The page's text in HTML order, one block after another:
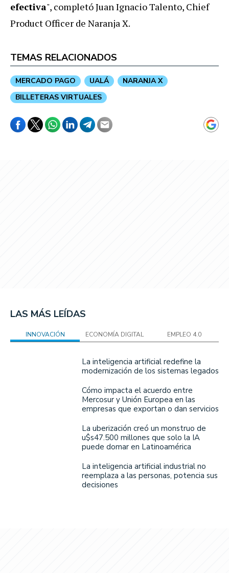
efectiva", completóJuan Ignacio Talento, Chief
Product Officer de Naranja X.
TEMAS RELACIONADOS
MERCADO PAGO UALÁ
NARANJA X
BILLETERAS VIRTUALES
LAS MÁS LEÍDAS
INNOVACIÓN ECONOMÍA DIGITAL EMPLEO 4.0
La inteligencia artificial redefine la
modernización de los sistemas legados
Cómo impacta el acuerdo entre
Mercosur y Unión Europea en las
empresas que exportan o dan servicios
La uberización creó un monstruo de
u$s47.500 millones que solo la IA
puede domar en Latinoamérica
La inteligencia artificial industrial no
reemplaza a las personas, potencia sus
decisiones